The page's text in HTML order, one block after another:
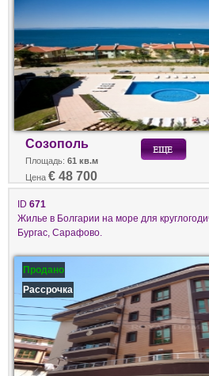
Созополь
Площадь: 61 кв.м
Цена € 48 700
ID 671
Жилье в Болгарии на море для
Бургас, Сарафово.
Продано
Рассрочка